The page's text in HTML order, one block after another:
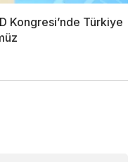
Kongresi’nde Türkiye